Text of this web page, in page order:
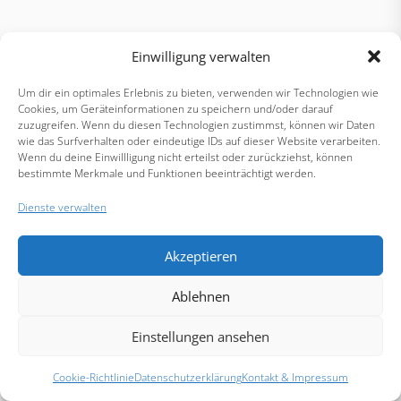
Einwilligung verwalten
Um dir ein optimales Erlebnis zu bieten, verwenden wir Technologien wie
Cookies, um Geräteinformationen zu speichern und/oder darauf
zuzugreifen. Wenn du diesen Technologien zustimmst, können wir Daten
wie das Surfverhalten oder eindeutige IDs auf dieser Website verarbeiten.
Wenn du deine Einwillligung nicht erteilst oder zurückziehst, können
bestimmte Merkmale und Funktionen beeinträchtigt werden.
Dienste verwalten
Akzeptieren
Ablehnen
Einstellungen ansehen
Cookie-RichtlinieDatenschutzerklärungKontakt & Impressum